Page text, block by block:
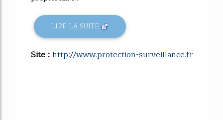
LIRE LA SUITE
Site :http://www.protection-surveillance.fr